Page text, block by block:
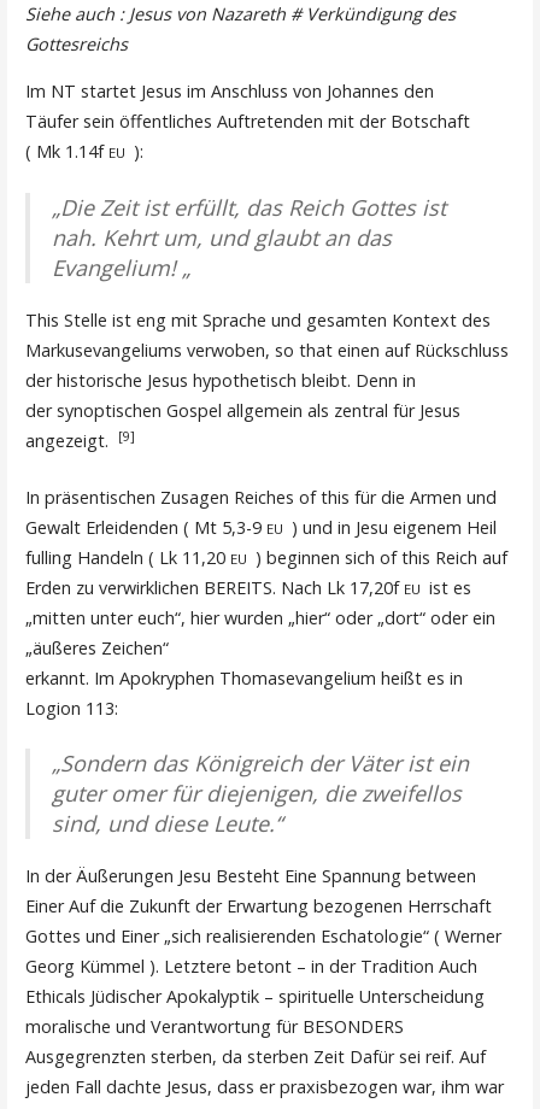
Siehe auch : Jesus von Nazareth # Verkündigung des
Gottesreichs
Im NT startet Jesus im Anschluss von Johannes den
Täufer sein öffentliches Auftretenden mit der Botschaft
( Mk 1.14f EU ):
„Die Zeit ist erfüllt, das Reich Gottes ist
nah. Kehrt um, und glaubt an das
Evangelium! „
This Stelle ist eng mit Sprache und gesamten Kontext des
Markusevangeliums verwoben, so that einen auf Rückschluss
der historische Jesus hypothetisch bleibt. Denn in
der synoptischen Gospel allgemein als zentral für Jesus
angezeigt.
[9]
In präsentischen Zusagen Reiches of this für die Armen und
Gewalt Erleidenden ( Mt 5,3-9 EU ) und in Jesu eigenem Heil
fulling Handeln ( Lk 11,20 EU ) beginnen sich of this Reich auf
Erden zu verwirklichen BEREITS. Nach Lk 17,20f EU ist es
„mitten unter euch“, hier wurden „hier“ oder „dort“ oder ein
„äußeres Zeichen“
erkannt. Im Apokryphen Thomasevangelium heißt es in
Logion 113:
„Sondern das Königreich der Väter ist ein
guter omer für diejenigen, die zweifellos
sind, und diese Leute.“
In der Äußerungen Jesu Besteht Eine Spannung between
Einer Auf die Zukunft der Erwartung bezogenen Herrschaft
Gottes und Einer „sich realisierenden Eschatologie“ ( Werner
Georg Kümmel ). Letztere betont – in der Tradition Auch
Ethicals Jüdischer Apokalyptik – spirituelle Unterscheidung
moralische und Verantwortung für BESONDERS
Ausgegrenzten sterben, da sterben Zeit Dafür sei reif. Auf
jeden Fall dachte Jesus, dass er praxisbezogen war, ihm war